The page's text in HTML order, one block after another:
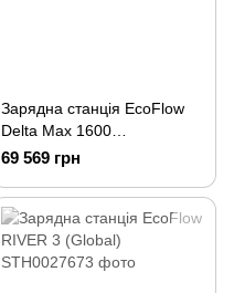
Зарядна станція EcoFlow
Delta Max 1600
(DELTAMAX1600-EU)
69 569 грн